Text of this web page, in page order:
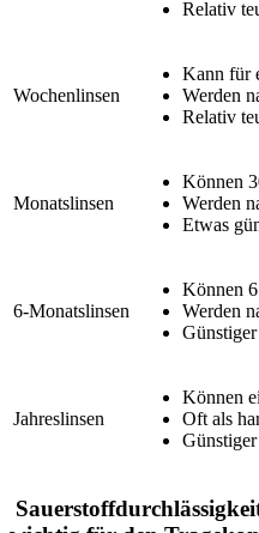
Relativ
Wochenlinsen
Kann für
Werden
Relativ
Monatslinsen
Können
Werden
Etwas
6-Monatslinsen
Können
Werden
Günstiger
Jahreslinsen
Können
Oft als
Günstiger